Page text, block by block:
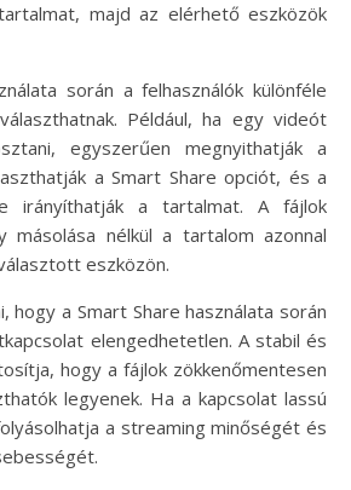
majd az elérhető eszközök
során a felhasználók különféle
Például, ha egy videót
egyszerűen megnyithatják a
a Smart Share opciót, és a
irányíthatják a tartalmat. A fájlok
másolása nélkül a tartalom azonnal
eszközön.
hogy a Smart Share használata során
elengedhetetlen. A stabil és
hogy a fájlok zökkenőmentesen
legyenek. Ha a kapcsolat lassú
a streaming minőségét és